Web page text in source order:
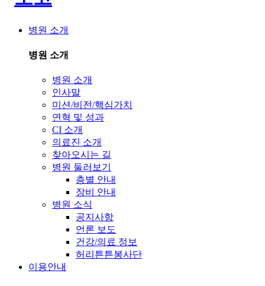
병원 소개
병원 소개
병원 소개
인사말
미션/비전/핵심가치
연혁 및 성과
CI 소개
의료진 소개
찾아오시는 길
병원 둘러보기
층별 안내
장비 안내
병원 소식
공지사항
언론 보도
건강/의료 정보
허리튼튼봉사단
이용안내